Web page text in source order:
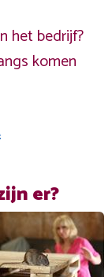
het bedrijf?
komen
er?